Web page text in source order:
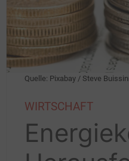
Quelle: Pixabay / Steve
WIRTSCHAFT